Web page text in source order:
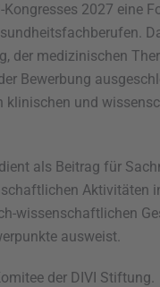
2027 eine
der medizinischen
Bewerbung
und
als Beitrag für
Aktivitäten
wissenschaftlichen
ausweist.
der DIVI Stiftung.